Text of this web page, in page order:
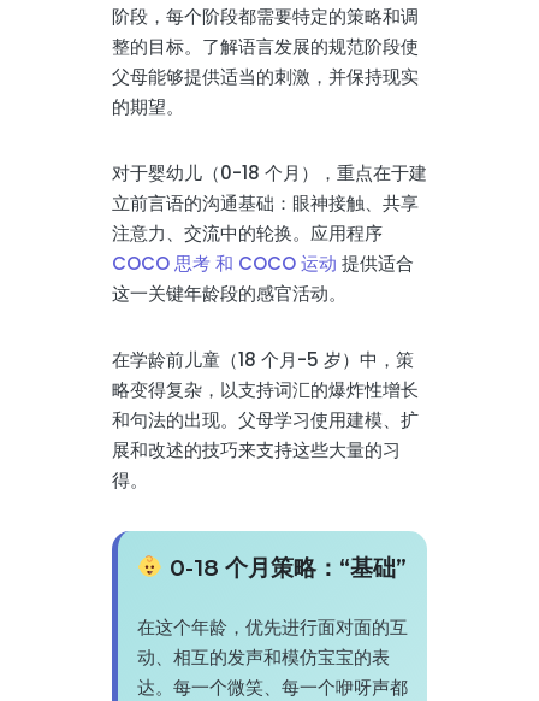
阶段，每个阶段都需要特定的策略和调
整的目标。了解语言发展的规范阶段使
父母能够提供适当的刺激，并保持现实
的期望。
对于婴幼儿（0-18 个月），重点在于建
立前言语的沟通基础：眼神接触、共享
注意力、交流中的轮换。应用程序
COCO 思考 和 COCO 运动 提供适合
这一关键年龄段的感官活动。
在学龄前儿童（18 个月-5 岁）中，策
略变得复杂，以支持词汇的爆炸性增长
和句法的出现。父母学习使用建模、扩
展和改述的技巧来支持这些大量的习
得。
0-18 个月策略：“基础”
在这个年龄，优先进行面对面的互
动、相互的发声和模仿宝宝的表
达。每一个微笑、每一个咿呀声都